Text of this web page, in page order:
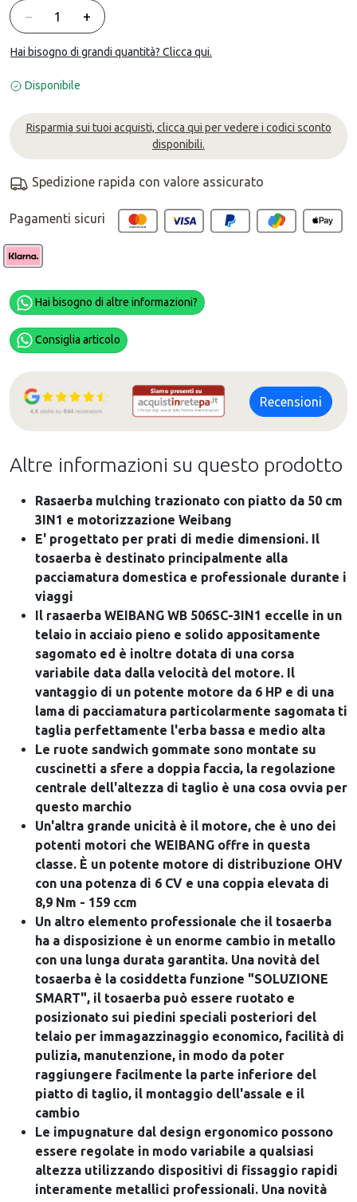
Quantità
− +
Hai bisogno di grandi quantità? Clicca qui.
Disponibile
Risparmia sui tuoi acquisti, clicca qui per vedere i codici sconto
disponibili.
Spedizione rapida con valore assicurato
Pagamenti sicuri
Hai bisogno di altre informazioni?
Consiglia articolo
Recensioni
Altre informazioni su questo prodotto
Rasaerba mulching trazionato con piatto da 50 cm
3IN1 e motorizzazione Weibang
E' progettato per prati di medie dimensioni. Il
tosaerba è destinato principalmente alla
pacciamatura domestica e professionale durante i
viaggi
Il rasaerba WEIBANG WB 506SC-3IN1 eccelle in un
telaio in acciaio pieno e solido appositamente
sagomato ed è inoltre dotata di una corsa
variabile data dalla velocità del motore. Il
vantaggio di un potente motore da 6 HP e di una
lama di pacciamatura particolarmente sagomata ti
taglia perfettamente l'erba bassa e medio alta
Le ruote sandwich gommate sono montate su
cuscinetti a sfere a doppia faccia, la regolazione
centrale dell'altezza di taglio è una cosa ovvia per
questo marchio
Un'altra grande unicità è il motore, che è uno dei
potenti motori che WEIBANG offre in questa
classe. È un potente motore di distribuzione OHV
con una potenza di 6 CV e una coppia elevata di
8,9 Nm - 159 ccm
Un altro elemento professionale che il tosaerba
ha a disposizione è un enorme cambio in metallo
con una lunga durata garantita. Una novità del
tosaerba è la cosiddetta funzione "SOLUZIONE
SMART", il tosaerba può essere ruotato e
posizionato sui piedini speciali posteriori del
telaio per immagazzinaggio economico, facilità di
pulizia, manutenzione, in modo da poter
raggiungere facilmente la parte inferiore del
piatto di taglio, il montaggio dell'assale e il
cambio
Le impugnature dal design ergonomico possono
essere regolate in modo variabile a qualsiasi
altezza utilizzando dispositivi di fissaggio rapidi
interamente metallici professionali. Una novità